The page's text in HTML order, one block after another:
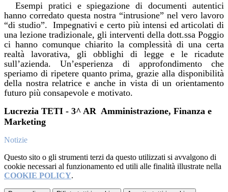
Esempi pratici e spiegazione di documenti autentici
hanno corredato questa nostra “intrusione” nel vero lavoro
“di studio”. Impegnativi e certo più intensi ed articolati di
una lezione tradizionale, gli interventi della dott.ssa Poggio
ci hanno comunque chiarito la complessità di una certa
realtà lavorativa, gli obblighi di legge e le ricadute
sull’azienda. Un’esperienza di approfondimento che
speriamo di ripetere quanto prima, grazie alla disponibilità
della nostra relatrice e anche in vista di un orientamento
futuro più consapevole e motivato.
Lucrezia TETI - 3^ AR Amministrazione, Finanza e
Marketing
Notizie
Questo sito o gli strumenti terzi da questo utilizzati si avvalgono di
cookie necessari al funzionamento ed utili alle finalità illustrate nella
COOKIE POLICY.